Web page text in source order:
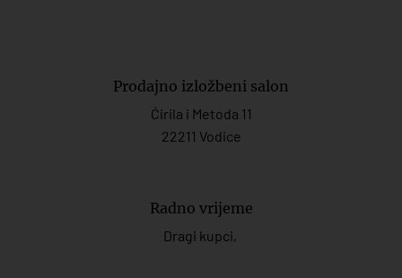
Prodajno izložbeni salon
Ćirila i Metoda 11
22211 Vodice
Radno vrijeme
Dragi kupci,